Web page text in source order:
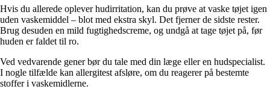
Hvis du allerede oplever hudirritation, kan du prøve at vaske tøjet igen
uden vaskemiddel – blot med ekstra skyl. Det fjerner de sidste rester.
Brug desuden en mild fugtighedscreme, og undgå at tage tøjet på, før
huden er faldet til ro.
Ved vedvarende gener bør du tale med din læge eller en hudspecialist.
I nogle tilfælde kan allergitest afsløre, om du reagerer på bestemte
stoffer i vaskemidlerne.